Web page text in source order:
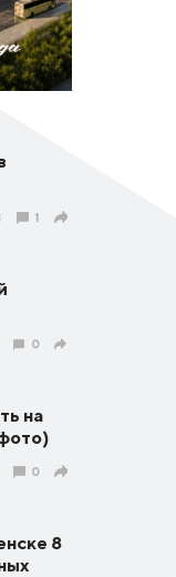
1
0
на
0
8